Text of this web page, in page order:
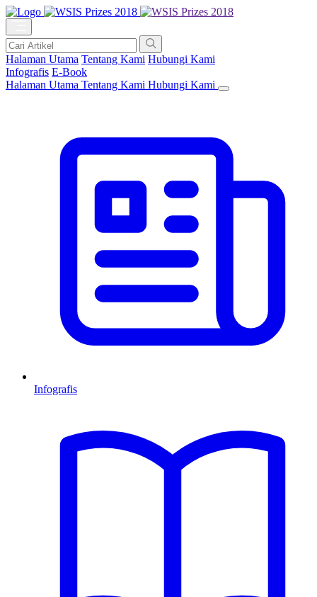
Halaman Utama Tentang Kami Hubungi Kami
Infografis E-Book
Halaman Utama Tentang Kami Hubungi Kami
Infografis